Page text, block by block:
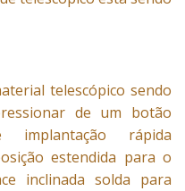
telescópico sendo
de um botão
rápida
estendida para o
inclinada solda para